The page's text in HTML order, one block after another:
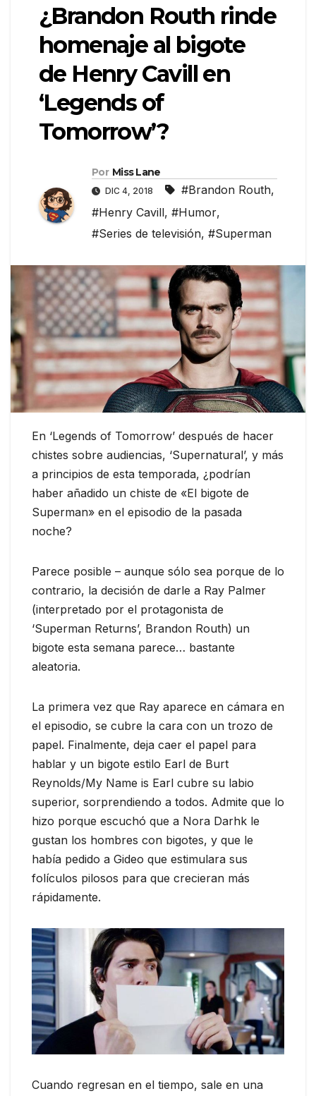
¿Brandon Routh rinde
homenaje al bigote
de Henry Cavill en
‘Legends of
Tomorrow’?
Por Miss Lane
DIC 4, 2018 #Brandon Routh,
#Henry Cavill, #Humor,
#Series de televisión, #Superman
En ‘Legends of Tomorrow’ después de hacer
chistes sobre audiencias, ‘Supernatural’, y más
a principios de esta temporada, ¿podrían
haber añadido un chiste de «El bigote de
Superman» en el episodio de la pasada
noche?
Parece posible – aunque sólo sea porque de lo
contrario, la decisión de darle a Ray Palmer
(interpretado por el protagonista de
‘Superman Returns’, Brandon Routh) un
bigote esta semana parece… bastante
aleatoria.
La primera vez que Ray aparece en cámara en
el episodio, se cubre la cara con un trozo de
papel. Finalmente, deja caer el papel para
hablar y un bigote estilo Earl de Burt
Reynolds/My Name is Earl cubre su labio
superior, sorprendiendo a todos. Admite que lo
hizo porque escuchó que a Nora Darhk le
gustan los hombres con bigotes, y que le
había pedido a Gideo que estimulara sus
folículos pilosos para que crecieran más
rápidamente.
Cuando regresan en el tiempo, sale en una